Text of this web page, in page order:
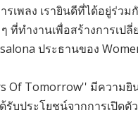
รเพลง เรายินดีที่ได้อยู่ร่ว
ที่ทำงานเพื่อสร้างการเป
ประธานของ
Of Tomorrow'' มีความยิ
รับประโยชน์จากการเปิดตั